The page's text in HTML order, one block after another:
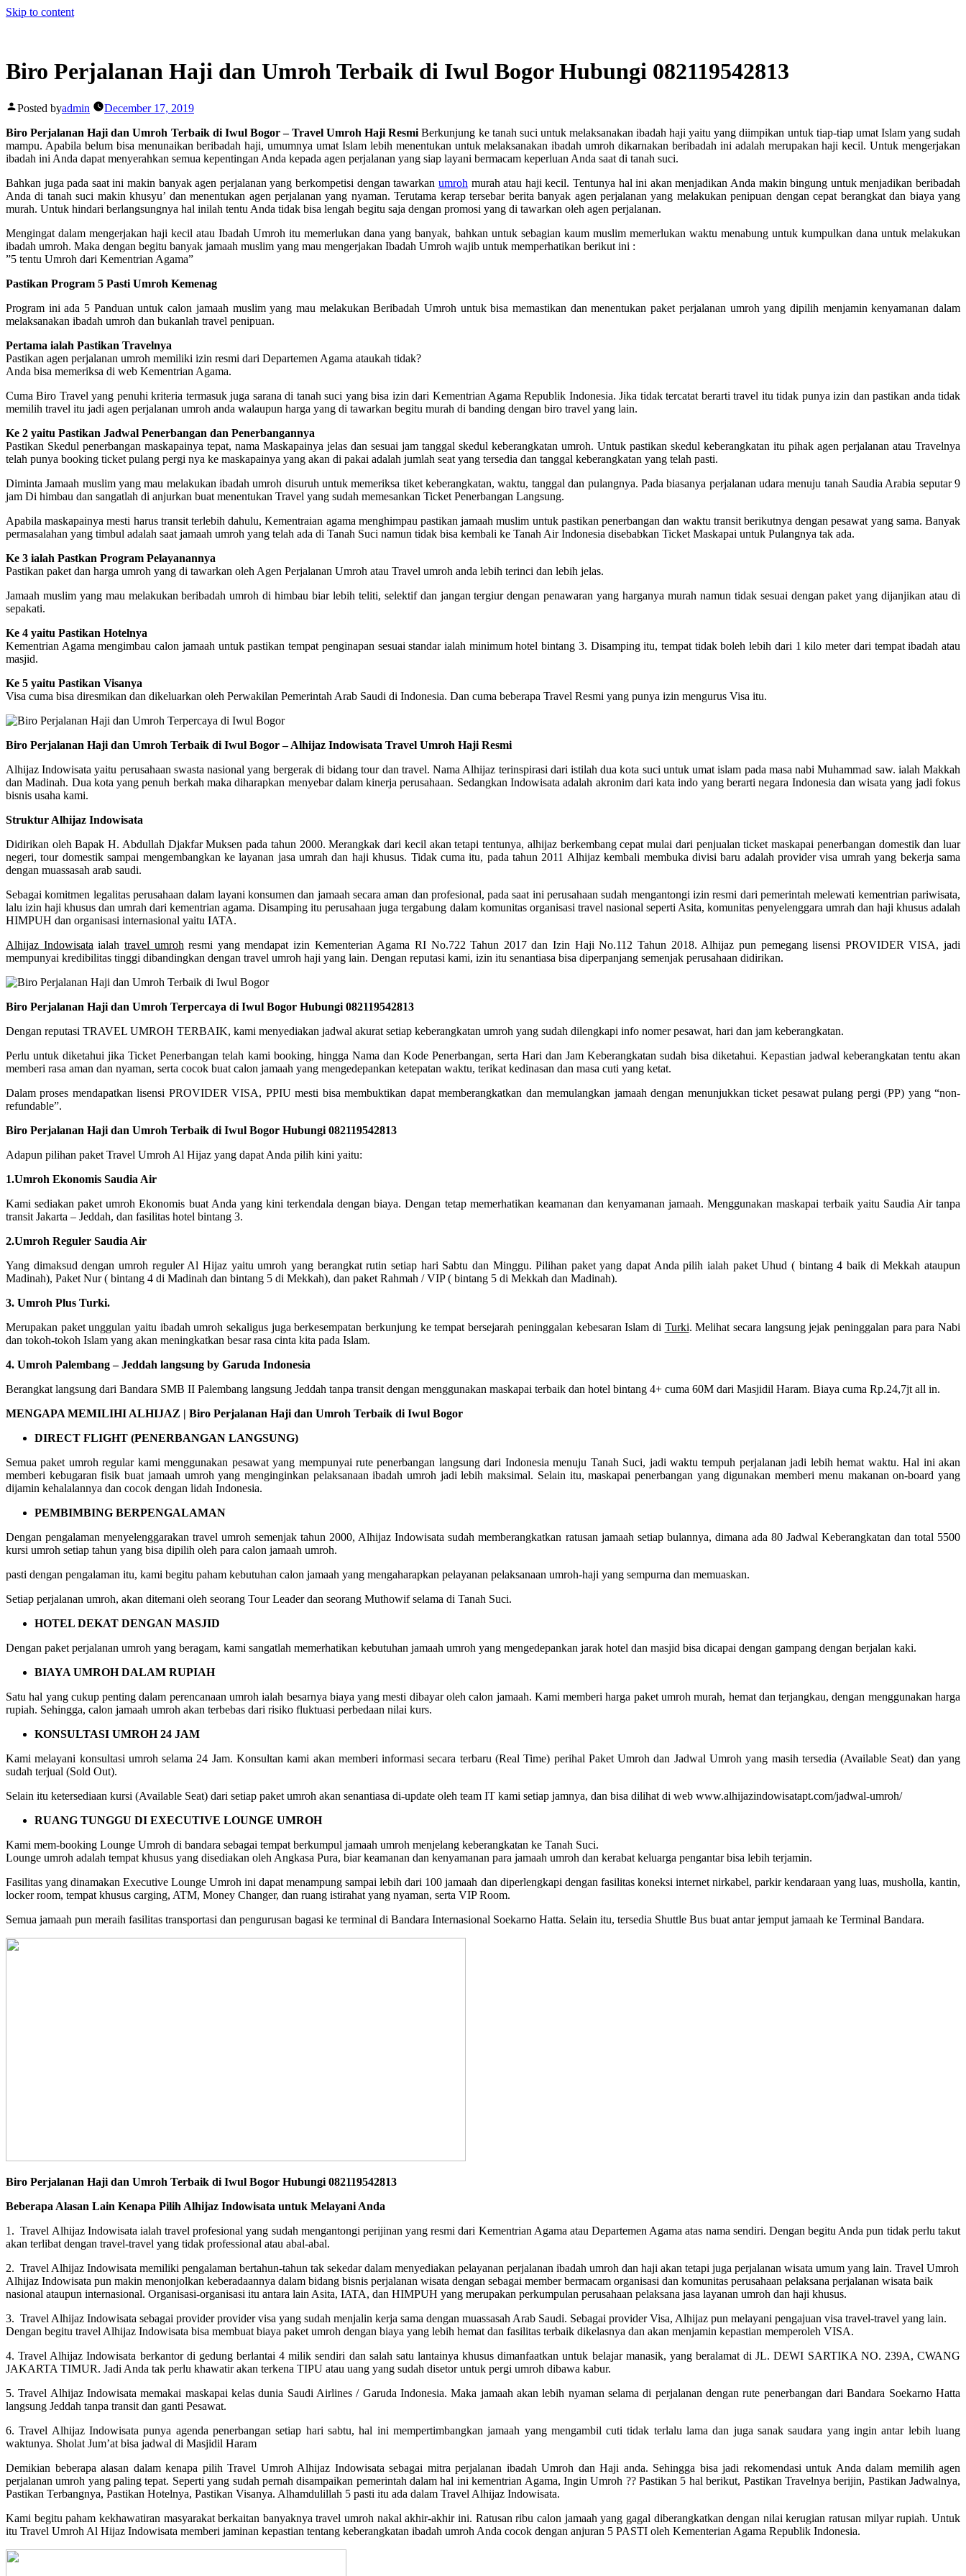
Skip to content
Biro Perjalanan Haji dan Umroh Terbaik di Iwul Bogor Hubungi 082119542813
Posted byadmin
December 17, 2019
Biro Perjalanan Haji dan Umroh Terbaik di Iwul Bogor – Travel Umroh Haji ResmiBerkunjung ke tanah suci untuk melaksanakan ibadah haji yaitu yang diimpikan untuk tiap-tiap umat Islam yang sudah
mampu. Apabila belum bisa menunaikan beribadah haji, umumnya umat Islam lebih menentukan untuk melaksanakan ibadah umroh dikarnakan beribadah ini adalah merupakan haji kecil. Untuk mengerjakan
ibadah ini Anda dapat menyerahkan semua kepentingan Anda kepada agen perjalanan yang siap layani bermacam keperluan Anda saat di tanah suci.
Bahkan juga pada saat ini makin banyak agen perjalanan yang berkompetisi dengan tawarkan umroh murah atau haji kecil. Tentunya hal ini akan menjadikan Anda makin bingung untuk menjadikan beribadah
Anda di tanah suci makin khusyu’ dan menentukan agen perjalanan yang nyaman. Terutama kerap tersebar berita banyak agen perjalanan yang melakukan penipuan dengan cepat berangkat dan biaya yang
murah. Untuk hindari berlangsungnya hal inilah tentu Anda tidak bisa lengah begitu saja dengan promosi yang di tawarkan oleh agen perjalanan.
Mengingat dalam mengerjakan haji kecil atau Ibadah Umroh itu memerlukan dana yang banyak, bahkan untuk sebagian kaum muslim memerlukan waktu menabung untuk kumpulkan dana untuk melakukan
ibadah umroh. Maka dengan begitu banyak jamaah muslim yang mau mengerjakan Ibadah Umroh wajib untuk memperhatikan berikut ini :
”5 tentu Umroh dari Kementrian Agama”
Pastikan Program 5 Pasti Umroh Kemenag
Program ini ada 5 Panduan untuk calon jamaah muslim yang mau melakukan Beribadah Umroh untuk bisa memastikan dan menentukan paket perjalanan umroh yang dipilih menjamin kenyamanan dalam
melaksanakan ibadah umroh dan bukanlah travel penipuan.
Pertama ialah Pastikan Travelnya
Pastikan agen perjalanan umroh memiliki izin resmi dari Departemen Agama ataukah tidak?
Anda bisa memeriksa di web Kementrian Agama.
Cuma Biro Travel yang penuhi kriteria termasuk juga sarana di tanah suci yang bisa izin dari Kementrian Agama Republik Indonesia. Jika tidak tercatat berarti travel itu tidak punya izin dan pastikan anda tidak
memilih travel itu jadi agen perjalanan umroh anda walaupun harga yang di tawarkan begitu murah di banding dengan biro travel yang lain.
Ke 2 yaitu Pastikan Jadwal Penerbangan dan Penerbangannya
Pastikan Skedul penerbangan maskapainya tepat, nama Maskapainya jelas dan sesuai jam tanggal skedul keberangkatan umroh. Untuk pastikan skedul keberangkatan itu pihak agen perjalanan atau Travelnya
telah punya booking ticket pulang pergi nya ke maskapainya yang akan di pakai adalah jumlah seat yang tersedia dan tanggal keberangkatan yang telah pasti.
Diminta Jamaah muslim yang mau melakukan ibadah umroh disuruh untuk memeriksa tiket keberangkatan, waktu, tanggal dan pulangnya. Pada biasanya perjalanan udara menuju tanah Saudia Arabia seputar 9
jam Di himbau dan sangatlah di anjurkan buat menentukan Travel yang sudah memesankan Ticket Penerbangan Langsung.
Apabila maskapainya mesti harus transit terlebih dahulu, Kementraian agama menghimpau pastikan jamaah muslim untuk pastikan penerbangan dan waktu transit berikutnya dengan pesawat yang sama. Banyak
permasalahan yang timbul adalah saat jamaah umroh yang telah ada di Tanah Suci namun tidak bisa kembali ke Tanah Air Indonesia disebabkan Ticket Maskapai untuk Pulangnya tak ada.
Ke 3 ialah Pastkan Program Pelayanannya
Pastikan paket dan harga umroh yang di tawarkan oleh Agen Perjalanan Umroh atau Travel umroh anda lebih terinci dan lebih jelas.
Jamaah muslim yang mau melakukan beribadah umroh di himbau biar lebih teliti, selektif dan jangan tergiur dengan penawaran yang harganya murah namun tidak sesuai dengan paket yang dijanjikan atau di
sepakati.
Ke 4 yaitu Pastikan Hotelnya
Kementrian Agama mengimbau calon jamaah untuk pastikan tempat penginapan sesuai standar ialah minimum hotel bintang 3. Disamping itu, tempat tidak boleh lebih dari 1 kilo meter dari tempat ibadah atau
masjid.
Ke 5 yaitu Pastikan Visanya
Visa cuma bisa diresmikan dan dikeluarkan oleh Perwakilan Pemerintah Arab Saudi di Indonesia. Dan cuma beberapa Travel Resmi yang punya izin mengurus Visa itu.
Biro Perjalanan Haji dan Umroh Terbaik di Iwul Bogor – Alhijaz Indowisata Travel Umroh Haji Resmi
Alhijaz Indowisata yaitu perusahaan swasta nasional yang bergerak di bidang tour dan travel. Nama Alhijaz terinspirasi dari istilah dua kota suci untuk umat islam pada masa nabi Muhammad saw. ialah Makkah
dan Madinah. Dua kota yang penuh berkah maka diharapkan menyebar dalam kinerja perusahaan. Sedangkan Indowisata adalah akronim dari kata indo yang berarti negara Indonesia dan wisata yang jadi fokus
bisnis usaha kami.
Struktur Alhijaz Indowisata
Didirikan oleh Bapak H. Abdullah Djakfar Muksen pada tahun 2000. Merangkak dari kecil akan tetapi tentunya, alhijaz berkembang cepat mulai dari penjualan ticket maskapai penerbangan domestik dan luar
negeri, tour domestik sampai mengembangkan ke layanan jasa umrah dan haji khusus. Tidak cuma itu, pada tahun 2011 Alhijaz kembali membuka divisi baru adalah provider visa umrah yang bekerja sama
dengan muassasah arab saudi.
Sebagai komitmen legalitas perusahaan dalam layani konsumen dan jamaah secara aman dan profesional, pada saat ini perusahaan sudah mengantongi izin resmi dari pemerintah melewati kementrian pariwisata,
lalu izin haji khusus dan umrah dari kementrian agama. Disamping itu perusahaan juga tergabung dalam komunitas organisasi travel nasional seperti Asita, komunitas penyelenggara umrah dan haji khusus adalah
HIMPUH dan organisasi internasional yaitu IATA.
Alhijaz Indowisata ialah travel umroh resmi yang mendapat izin Kementerian Agama RI No.722 Tahun 2017 dan Izin Haji No.112 Tahun 2018. Alhijaz pun pemegang lisensi PROVIDER VISA, jadi
mempunyai kredibilitas tinggi dibandingkan dengan travel umroh haji yang lain. Dengan reputasi kami, izin itu senantiasa bisa diperpanjang semenjak perusahaan didirikan.
Biro Perjalanan Haji dan Umroh Terpercaya di Iwul Bogor Hubungi 082119542813
Dengan reputasi TRAVEL UMROH TERBAIK, kami menyediakan jadwal akurat setiap keberangkatan umroh yang sudah dilengkapi info nomer pesawat, hari dan jam keberangkatan.
Perlu untuk diketahui jika Ticket Penerbangan telah kami booking, hingga Nama dan Kode Penerbangan, serta Hari dan Jam Keberangkatan sudah bisa diketahui. Kepastian jadwal keberangkatan tentu akan
memberi rasa aman dan nyaman, serta cocok buat calon jamaah yang mengedepankan ketepatan waktu, terikat kedinasan dan masa cuti yang ketat.
Dalam proses mendapatkan lisensi PROVIDER VISA, PPIU mesti bisa membuktikan dapat memberangkatkan dan memulangkan jamaah dengan menunjukkan ticket pesawat pulang pergi (PP) yang “non-
refundable”.
Biro Perjalanan Haji dan Umroh Terbaik di Iwul Bogor Hubungi 082119542813
Adapun pilihan paket Travel Umroh Al Hijaz yang dapat Anda pilih kini yaitu:
1.Umroh Ekonomis Saudia Air
Kami sediakan paket umroh Ekonomis buat Anda yang kini terkendala dengan biaya. Dengan tetap memerhatikan keamanan dan kenyamanan jamaah. Menggunakan maskapai terbaik yaitu Saudia Air tanpa
transit Jakarta – Jeddah, dan fasilitas hotel bintang 3.
2.Umroh Reguler Saudia Air
Yang dimaksud dengan umroh reguler Al Hijaz yaitu umroh yang berangkat rutin setiap hari Sabtu dan Minggu. Pilihan paket yang dapat Anda pilih ialah paket Uhud ( bintang 4 baik di Mekkah ataupun
Madinah), Paket Nur ( bintang 4 di Madinah dan bintang 5 di Mekkah), dan paket Rahmah / VIP ( bintang 5 di Mekkah dan Madinah).
3. Umroh Plus Turki.
Merupakan paket unggulan yaitu ibadah umroh sekaligus juga berkesempatan berkunjung ke tempat bersejarah peninggalan kebesaran Islam di Turki. Melihat secara langsung jejak peninggalan para para Nabi
dan tokoh-tokoh Islam yang akan meningkatkan besar rasa cinta kita pada Islam.
4. Umroh Palembang – Jeddah langsung by Garuda Indonesia
Berangkat langsung dari Bandara SMB II Palembang langsung Jeddah tanpa transit dengan menggunakan maskapai terbaik dan hotel bintang 4+ cuma 60M dari Masjidil Haram. Biaya cuma Rp.24,7jt all in.
MENGAPA MEMILIHI ALHIJAZ | Biro Perjalanan Haji dan Umroh Terbaik di Iwul Bogor
DIRECT FLIGHT (PENERBANGAN LANGSUNG)
Semua paket umroh regular kami menggunakan pesawat yang mempunyai rute penerbangan langsung dari Indonesia menuju Tanah Suci, jadi waktu tempuh perjalanan jadi lebih hemat waktu. Hal ini akan
memberi kebugaran fisik buat jamaah umroh yang menginginkan pelaksanaan ibadah umroh jadi lebih maksimal. Selain itu, maskapai penerbangan yang digunakan memberi menu makanan on-board yang
dijamin kehalalannya dan cocok dengan lidah Indonesia.
PEMBIMBING BERPENGALAMAN
Dengan pengalaman menyelenggarakan travel umroh semenjak tahun 2000, Alhijaz Indowisata sudah memberangkatkan ratusan jamaah setiap bulannya, dimana ada 80 Jadwal Keberangkatan dan total 5500
kursi umroh setiap tahun yang bisa dipilih oleh para calon jamaah umroh.
pasti dengan pengalaman itu, kami begitu paham kebutuhan calon jamaah yang mengaharapkan pelayanan pelaksanaan umroh-haji yang sempurna dan memuaskan.
Setiap perjalanan umroh, akan ditemani oleh seorang Tour Leader dan seorang Muthowif selama di Tanah Suci.
HOTEL DEKAT DENGAN MASJID
Dengan paket perjalanan umroh yang beragam, kami sangatlah memerhatikan kebutuhan jamaah umroh yang mengedepankan jarak hotel dan masjid bisa dicapai dengan gampang dengan berjalan kaki.
BIAYA UMROH DALAM RUPIAH
Satu hal yang cukup penting dalam perencanaan umroh ialah besarnya biaya yang mesti dibayar oleh calon jamaah. Kami memberi harga paket umroh murah, hemat dan terjangkau, dengan menggunakan harga
rupiah. Sehingga, calon jamaah umroh akan terbebas dari risiko fluktuasi perbedaan nilai kurs.
KONSULTASI UMROH 24 JAM
Kami melayani konsultasi umroh selama 24 Jam. Konsultan kami akan memberi informasi secara terbaru (Real Time) perihal Paket Umroh dan Jadwal Umroh yang masih tersedia (Available Seat) dan yang
sudah terjual (Sold Out).
Selain itu ketersediaan kursi (Available Seat) dari setiap paket umroh akan senantiasa di-update oleh team IT kami setiap jamnya, dan bisa dilihat di web www.alhijazindowisatapt.com/jadwal-umroh/
RUANG TUNGGU DI EXECUTIVE LOUNGE UMROH
Kami mem-booking Lounge Umroh di bandara sebagai tempat berkumpul jamaah umroh menjelang keberangkatan ke Tanah Suci.
Lounge umroh adalah tempat khusus yang disediakan oleh Angkasa Pura, biar keamanan dan kenyamanan para jamaah umroh dan kerabat keluarga pengantar bisa lebih terjamin.
Fasilitas yang dinamakan Executive Lounge Umroh ini dapat menampung sampai lebih dari 100 jamaah dan diperlengkapi dengan fasilitas koneksi internet nirkabel, parkir kendaraan yang luas, musholla, kantin,
locker room, tempat khusus carging, ATM, Money Changer, dan ruang istirahat yang nyaman, serta VIP Room.
Semua jamaah pun meraih fasilitas transportasi dan pengurusan bagasi ke terminal di Bandara Internasional Soekarno Hatta. Selain itu, tersedia Shuttle Bus buat antar jemput jamaah ke Terminal Bandara.
Biro Perjalanan Haji dan Umroh Terbaik di Iwul Bogor Hubungi 082119542813
Beberapa Alasan Lain Kenapa Pilih Alhijaz Indowisata untuk Melayani Anda
1. Travel Alhijaz Indowisata ialah travel profesional yang sudah mengantongi perijinan yang resmi dari Kementrian Agama atau Departemen Agama atas nama sendiri. Dengan begitu Anda pun tidak perlu takut
akan terlibat dengan travel-travel yang tidak professional atau abal-abal.
2. Travel Alhijaz Indowisata memiliki pengalaman bertahun-tahun tak sekedar dalam menyediakan pelayanan perjalanan ibadah umroh dan haji akan tetapi juga perjalanan wisata umum yang lain. Travel Umroh
Alhijaz Indowisata pun makin menonjolkan keberadaannya dalam bidang bisnis perjalanan wisata dengan sebagai member bermacam organisasi dan komunitas perusahaan pelaksana perjalanan wisata baik
nasional ataupun internasional. Organisasi-organisasi itu antara lain Asita, IATA, dan HIMPUH yang merupakan perkumpulan perusahaan pelaksana jasa layanan umroh dan haji khusus.
3. Travel Alhijaz Indowisata sebagai provider provider visa yang sudah menjalin kerja sama dengan muassasah Arab Saudi. Sebagai provider Visa, Alhijaz pun melayani pengajuan visa travel-travel yang lain.
Dengan begitu travel Alhijaz Indowisata bisa membuat biaya paket umroh dengan biaya yang lebih hemat dan fasilitas terbaik dikelasnya dan akan menjamin kepastian memperoleh VISA.
4. Travel Alhijaz Indowisata berkantor di gedung berlantai 4 milik sendiri dan salah satu lantainya khusus dimanfaatkan untuk belajar manasik, yang beralamat di JL. DEWI SARTIKA NO. 239A, CWANG
JAKARTA TIMUR. Jadi Anda tak perlu khawatir akan terkena TIPU atau uang yang sudah disetor untuk pergi umroh dibawa kabur.
5. Travel Alhijaz Indowisata memakai maskapai kelas dunia Saudi Airlines / Garuda Indonesia. Maka jamaah akan lebih nyaman selama di perjalanan dengan rute penerbangan dari Bandara Soekarno Hatta
langsung Jeddah tanpa transit dan ganti Pesawat.
6. Travel Alhijaz Indowisata punya agenda penerbangan setiap hari sabtu, hal ini mempertimbangkan jamaah yang mengambil cuti tidak terlalu lama dan juga sanak saudara yang ingin antar lebih luang
waktunya. Sholat Jum’at bisa jadwal di Masjidil Haram
Demikian beberapa alasan dalam kenapa pilih Travel Umroh Alhijaz Indowisata sebagai mitra perjalanan ibadah Umroh dan Haji anda. Sehingga bisa jadi rekomendasi untuk Anda dalam memilih agen
perjalanan umroh yang paling tepat. Seperti yang sudah pernah disampaikan pemerintah dalam hal ini kementrian Agama, Ingin Umroh ?? Pastikan 5 hal berikut, Pastikan Travelnya berijin, Pastikan Jadwalnya,
Pastikan Terbangnya, Pastikan Hotelnya, Pastikan Visanya. Alhamdulillah 5 pasti itu ada dalam Travel Alhijaz Indowisata.
Kami begitu paham kekhawatiran masyarakat berkaitan banyaknya travel umroh nakal akhir-akhir ini. Ratusan ribu calon jamaah yang gagal diberangkatkan dengan nilai kerugian ratusan milyar rupiah. Untuk
itu Travel Umroh Al Hijaz Indowisata memberi jaminan kepastian tentang keberangkatan ibadah umroh Anda cocok dengan anjuran 5 PASTI oleh Kementerian Agama Republik Indonesia.